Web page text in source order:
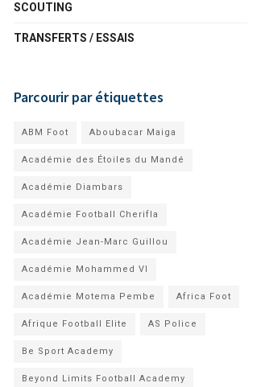
SCOUTING
TRANSFERTS / ESSAIS
Parcourir par étiquettes
ABM Foot Aboubacar Maiga
Académie des Étoiles du Mandé
Académie Diambars
Académie Football Cherifla
Académie Jean-Marc Guillou
Académie Mohammed VI
Académie Motema Pembe Africa Foot
Afrique Football Elite AS Police
Be Sport Academy
Beyond Limits Football Academy